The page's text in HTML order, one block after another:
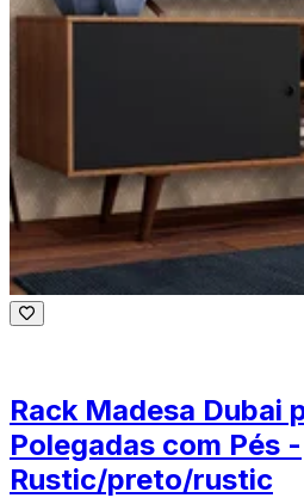
Rack Madesa Dubai
Polegadas com Pés -
Rustic/preto/rustic